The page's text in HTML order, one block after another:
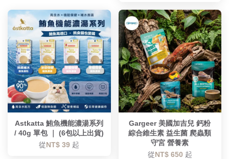
Astkatta 鮪魚機能濃湯系列
/ 40g 單包 ｜ (6包以上出貨)
從NT$ 39 起
Gargeer 美國加吉兒 鈣粉
綜合維生素 益生菌 爬蟲類
守宮 營養素
從NT$ 650 起